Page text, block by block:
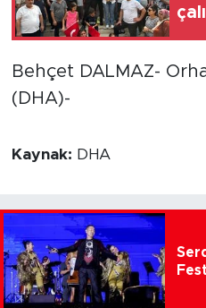
Behçet DALMAZ-
(DHA)-
Kaynak: DHA